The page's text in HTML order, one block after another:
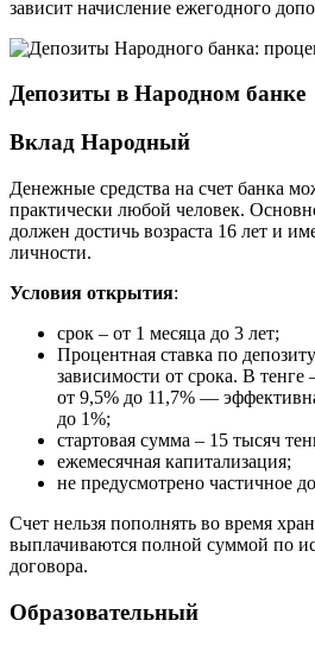
зависит начисление ежегодного
Депозиты в Народном банке
Вклад Народный
Денежные средства на счет банка
практически любой человек.
должен достичь возраста 16 лет и
личности.
Условия открытия:
срок – от 1 месяца до 3 лет;
Процентная ставка по
зависимости от срока. В тенге
от 9,5% до 11,7% —
до 1%;
стартовая сумма – 15 тысяч
ежемесячная капитализация;
не предусмотрено частичное
Счет нельзя пополнять во время
выплачиваются полной суммой по
договора.
Образовательный